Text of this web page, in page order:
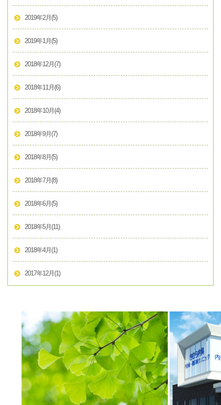
2019年2月 (5)
2019年1月 (5)
2018年12月 (7)
2018年11月 (6)
2018年10月 (4)
2018年9月 (7)
2018年8月 (5)
2018年7月 (8)
2018年6月 (5)
2018年5月 (11)
2018年4月 (1)
2017年12月 (1)